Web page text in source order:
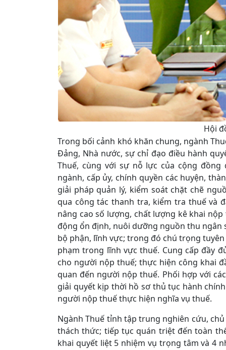
Hội
Trong bối cảnh khó khăn chung, ngành
Đảng, Nhà nước, sự chỉ đạo điều hành
Thuế, cùng với sự nỗ lực của cộng
ngành, cấp ủy, chính quyền các huyện,
giải pháp quản lý, kiểm soát chặt chẽ
qua công tác thanh tra, kiểm tra thuế và
nâng cao số lượng, chất lượng kê khai
động ổn định, nuôi dưỡng nguồn thu ngân
bộ phận, lĩnh vực; trong đó chú trọng
phạm trong lĩnh vực thuế. Cung cấp đầy
cho người nộp thuế; thực hiện công khai
quan đến người nộp thuế. Phối hợp với
giải quyết kịp thời hồ sơ thủ tục hành
người nộp thuế thực hiện nghĩa vụ thuế.
Ngành Thuế tỉnh tập trung nghiên cứu,
thách thức; tiếp tục quán triệt đến toàn
khai quyết liệt 5 nhiệm vụ trọng tâm và 4